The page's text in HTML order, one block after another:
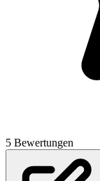
5 Bewertungen